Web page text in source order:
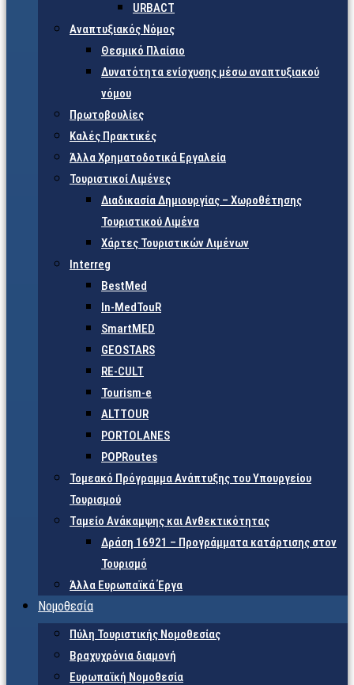
URBACT
Αναπτυξιακός Νόμος
Θεσμικό Πλαίσιο
Δυνατότητα ενίσχυσης μέσω αναπτυξιακού
νόμου
Πρωτοβουλίες
Καλές Πρακτικές
Άλλα Χρηματοδοτικά Εργαλεία
Τουριστικοί Λιμένες
Διαδικασία Δημιουργίας – Χωροθέτησης
Τουριστικού Λιμένα
Χάρτες Τουριστικών Λιμένων
Interreg
BestMed
In-MedTouR
SmartMED
GEOSTARS
RE-CULT
Tourism-e
ALTTOUR
PORTOLANES
POPRoutes
Τομεακό Πρόγραμμα Ανάπτυξης του Υπουργείου
Τουρισμού
Ταμείο Ανάκαμψης και Ανθεκτικότητας
Δράση 16921 – Προγράμματα κατάρτισης στον
Τουρισμό
Άλλα Ευρωπαϊκά Έργα
Νομοθεσία
Πύλη Τουριστικής Νομοθεσίας
Βραχυχρόνια διαμονή
Ευρωπαϊκή Νομοθεσία